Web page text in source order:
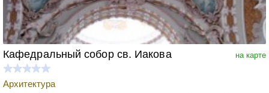
на карте
Кафедральный собор св. Иакова
Архитектура